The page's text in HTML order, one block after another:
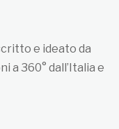
e ideato da
a 360° dall’Italia e